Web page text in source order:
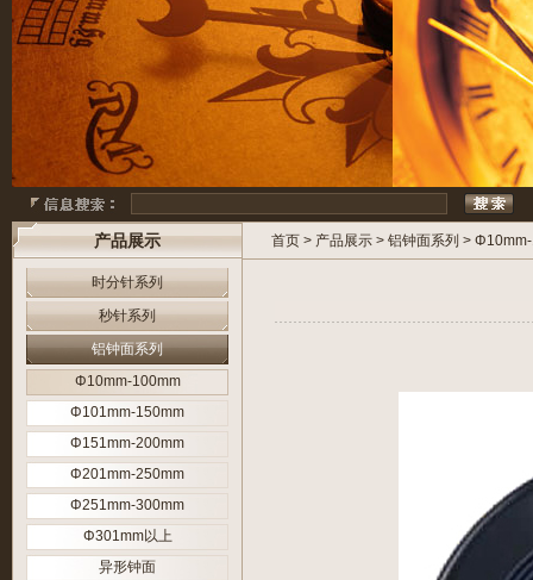
产品展示
时分针系列
秒针系列
铝钟面系列
Φ10mm-100mm
Φ101mm-150mm
Φ151mm-200mm
Φ201mm-250mm
Φ251mm-300mm
Φ301mm以上
异形钟面
首页 > 产品展示 > 铝钟面系列 >